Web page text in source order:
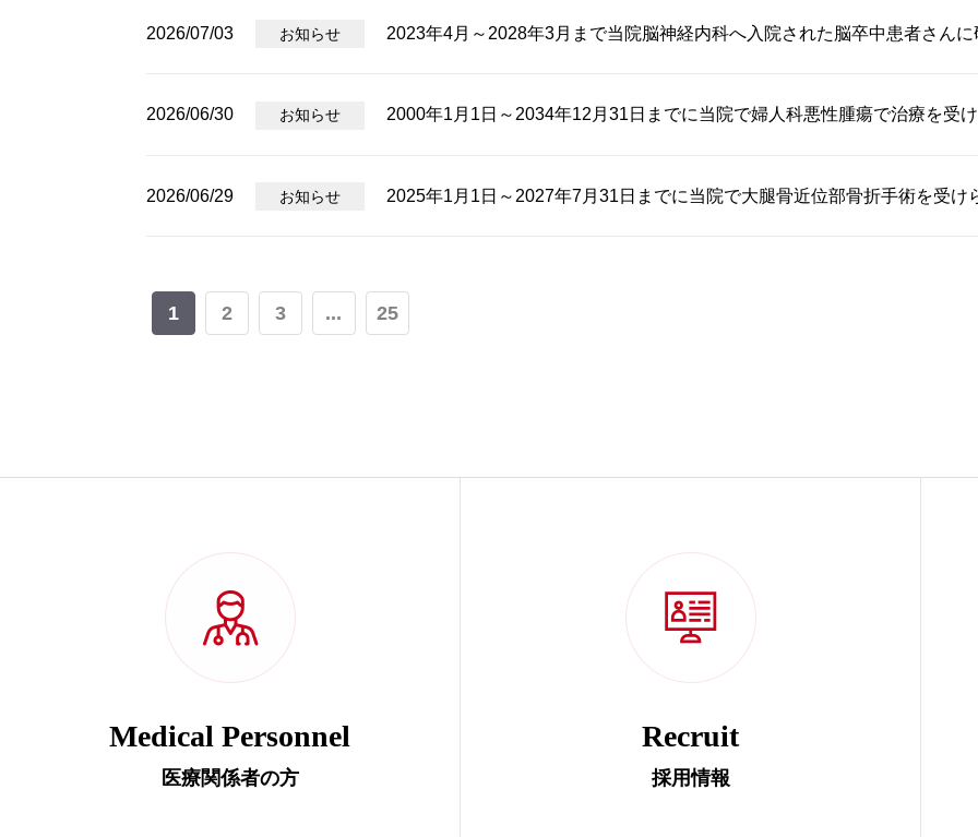
2026/07/03 お知らせ 2023年4月～2028年3月まで当院脳神経内科へ入院された脳卒中患者さんに
2026/06/30 お知らせ 2000年1月1日～2034年12月31日までに当院で婦人科悪性腫瘍で治療を受
2026/06/29 お知らせ 2025年1月1日～2027年7月31日までに当院で大腿骨近位部骨折手術を受け
1 2 3 ... 25
Medical Personnel
医療関係者の方
Recruit
採用情報